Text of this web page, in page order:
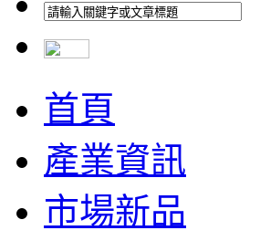
首頁
產業資訊
市場新品